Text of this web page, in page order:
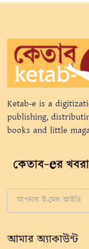
Ketab-e is a
publishing,
books and little
আমার অ্যাকাউন্ট